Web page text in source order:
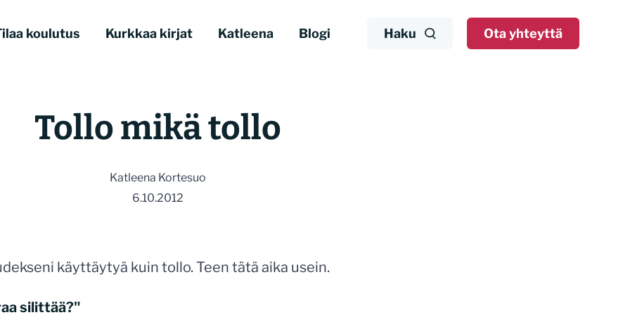
koulutus Kurkkaa kirjat Katleena Blogi Haku Ota yhteyttä
Tollo mikä tollo
Katleena Kortesuo
6.10.2012
käyttäytyä kuin tollo. Teen tätä aika usein.
silittää?"